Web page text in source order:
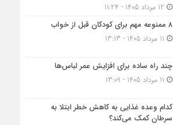
۸ ممنوعه مهم برای کودکان قبل از خواب
چند راه ساده برای افزایش عمر لباس‌ها
کدام وعده غذایی به کاهش خطر ابتلا به
سرطان کمک می‌کند؟